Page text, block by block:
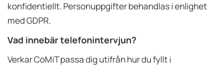
konfidentiellt. Personuppgifter behandlas i enlighet
med GDPR.
Vad innebär telefonintervjun?
Verkar CoMiT passa dig utifrån hur du fyllt i